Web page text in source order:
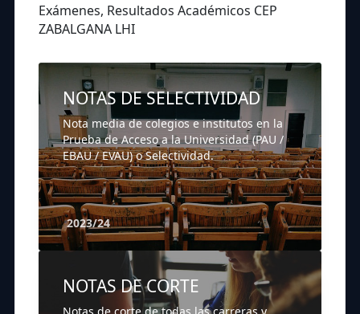
Exámenes, Resultados Académicos CEP
ZABALGANA LHI
NOTAS DE SELECTIVIDAD
Nota media de colegios e institutos en la
Prueba de Acceso a la Universidad (PAU /
EBAU / EVAU) o Selectividad.
2023/24
NOTAS DE CORTE